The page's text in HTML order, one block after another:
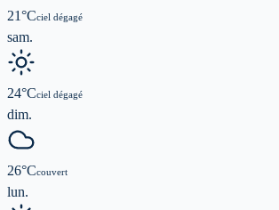
21°Cciel dégagé
sam.
24°Cciel dégagé
dim.
26°Ccouvert
lun.